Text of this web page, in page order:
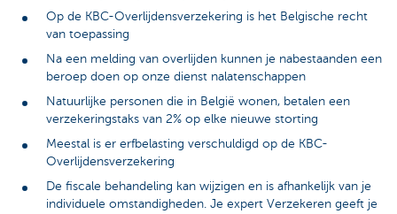
Op de KBC-Overlijdensverzekering is het Belgische recht
van toepassing
Na een melding van overlijden kunnen je nabestaanden een
beroep doen op onze dienst nalatenschappen
Natuurlijke personen die in België wonen, betalen een
verzekeringstaks van 2% op elke nieuwe storting
Meestal is er erfbelasting verschuldigd op de KBC-
Overlijdensverzekering
De fiscale behandeling kan wijzigen en is afhankelijk van je
individuele omstandigheden. Je expert Verzekeren geeft je